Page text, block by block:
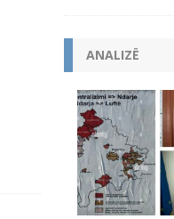
ANALIZË